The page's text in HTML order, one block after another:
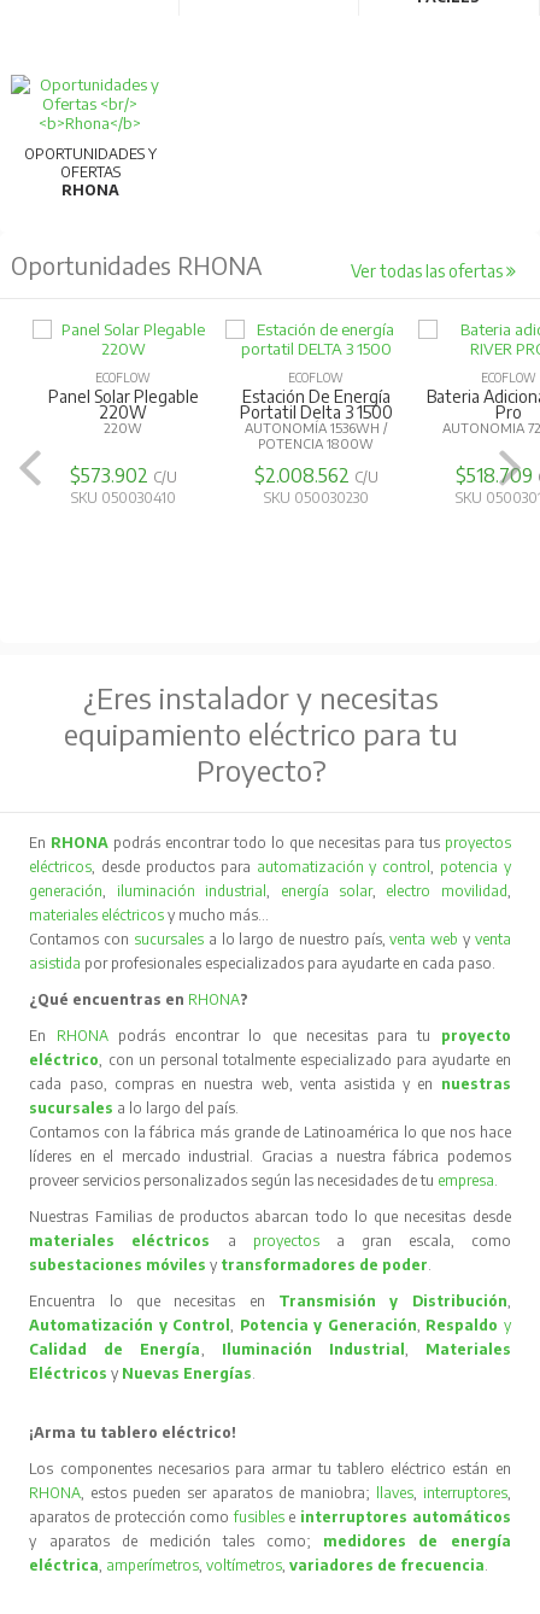
OPORTUNIDADES Y
OFERTAS
RHONA
Oportunidades RHONA Ver todas las ofertas
ECOFLOW
Panel Solar Plegable
220W
220W
$573.902 C/U
SKU 050030410
ECOFLOW
Estación De Energía
Portatil Delta 3 1500
AUTONOMÍA 1536WH /
POTENCIA 1800W
$2.008.562 C/U
SKU 050030230
ECOFLOW
Bateria
Pro
AUTONOMIA
$518.709
SKU
¿Eres instalador y necesitas
equipamiento eléctrico para tu
Proyecto?
En RHONA podrás encontrar todo lo que necesitas para tus proyectos
eléctricos , desde productos para automatización y control
potencia y
generación
iluminación industrial energía solar, electro movilidad
materiales eléctricos y mucho más…
Contamos con sucursales a lo largo de nuestro país,venta web y venta
asistida por profesionales especializados para ayudarte en cada paso.
¿Qué encuentras en RHONA?
En RHONA podrás encontrar lo que necesitas para tu proyecto
eléctrico , con un personal totalmente especializado para ayudarte en
cada paso, compras en nuestra web, venta asistida y en nuestras
sucursales a lo largo del país.
Contamos con la fábrica más grande de Latinoamérica lo que nos hace
líderes en el mercado industrial. Gracias a nuestra fábrica podemos
proveer servicios personalizados según las necesidades de tu empresa
Nuestras Familias de productos abarcan todo lo que necesitas desde
materiales eléctricos
a proyectos
a gran escala, como
subestaciones móvilesy transformadores de poder
Encuentra lo que necesitas en Transmisión y Distribución
Automatización y Control
Potencia y Generación Respaldo y
Calidad de Energía
Iluminación Industrial
Materiales
Eléctricos y Nuevas Energías
¡Arma tu tablero eléctrico!
Los componentes necesarios para armar tu tablero eléctrico están en
RHONA , estos pueden ser aparatos de maniobra; llaves, interruptores,
aparatos de protección comofusibles e interruptores automáticos
y aparatos de medición tales como; medidores de energía
eléctrica amperímetros ,voltímetros ,variadores de frecuencia